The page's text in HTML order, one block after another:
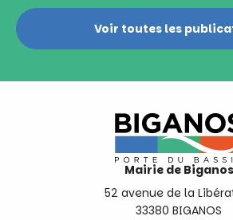
Voir toutes les
Mairie de Biganos
52 avenue de la
33380 BIGANOS